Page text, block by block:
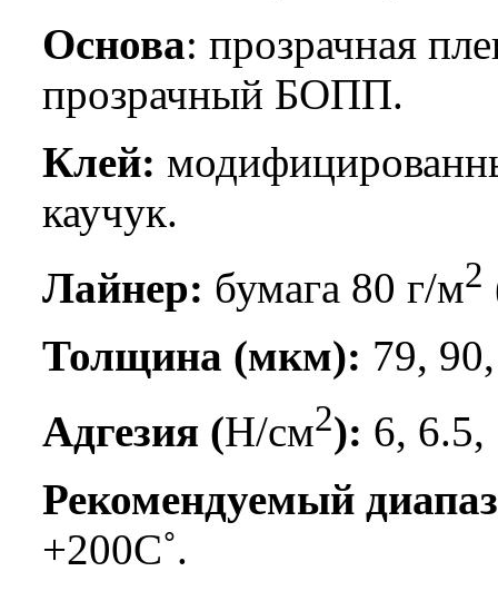
Основа: прозрачная
прозрачный БОПП.
Клей:
каучук.
Лайнер: бумага 80 г/м2
Толщина (мкм): 79,
Адгезия (Н/см2): 6, 6.5,
Рекомендуемый
+200С˚.